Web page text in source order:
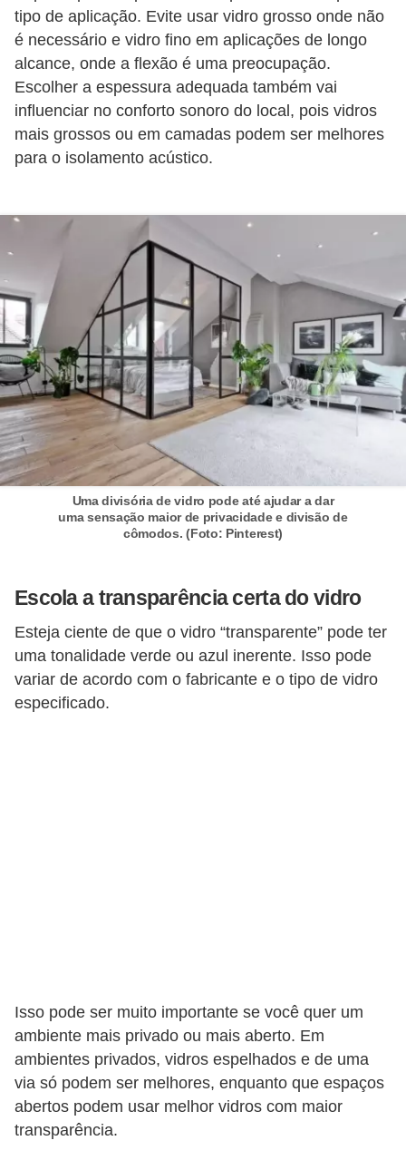
tipo de aplicação. Evite usar vidro grosso onde não
é necessário e vidro fino em aplicações de longo
alcance, onde a flexão é uma preocupação.
Escolher a espessura adequada também vai
influenciar no conforto sonoro do local, pois vidros
mais grossos ou em camadas podem ser melhores
para o isolamento acústico.
Uma divisória de vidro pode até ajudar a dar
uma sensação maior de privacidade e divisão de
cômodos. (Foto: Pinterest)
Escola a transparência certa do vidro
Esteja ciente de que o vidro “transparente” pode ter
uma tonalidade verde ou azul inerente. Isso pode
variar de acordo com o fabricante e o tipo de vidro
especificado.
Isso pode ser muito importante se você quer um
ambiente mais privado ou mais aberto. Em
ambientes privados, vidros espelhados e de uma
via só podem ser melhores, enquanto que espaços
abertos podem usar melhor vidros com maior
transparência.